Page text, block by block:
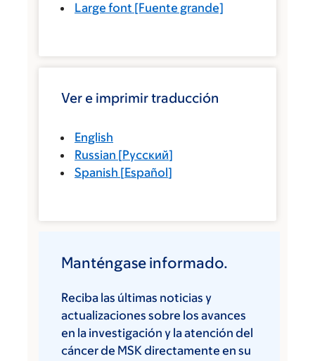
Large font [Fuente grande]
Ver e imprimir traducción
English
Russian [Русский]
Spanish [Español]
Manténgase informado.
Reciba las últimas noticias y
actualizaciones sobre los avances
en la investigación y la atención del
cáncer de MSK directamente en su